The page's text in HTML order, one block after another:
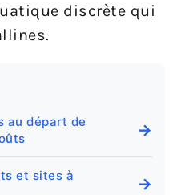
discrète qui
au départ de
→
et sites à
→